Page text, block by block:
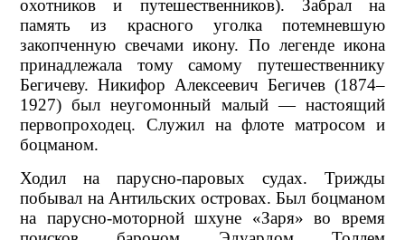
охотников и путешественников). Забрал на
память из красного уголка потемневшую
закопченную свечами икону. По легенде икона
принадлежала тому самому путешественнику
Бегичеву. Никифор Алексеевич Бегичев (1874–
1927) был неугомонный малый — настоящий
первопроходец. Служил на флоте матросом и
боцманом.
Ходил на парусно-паровых судах. Трижды
побывал на Антильских островах. Был боцманом
на парусно-моторной шхуне «Заря» во время